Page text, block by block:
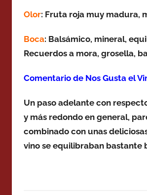
Olor: Fruta roja muy madura,
Boca: Balsámico, mineral,
Recuerdos a mora, grosella, b
Comentario de Nos Gusta el
Un paso adelante con
y más redondo en general,
combinado con unas
vino se equilibraban bastante